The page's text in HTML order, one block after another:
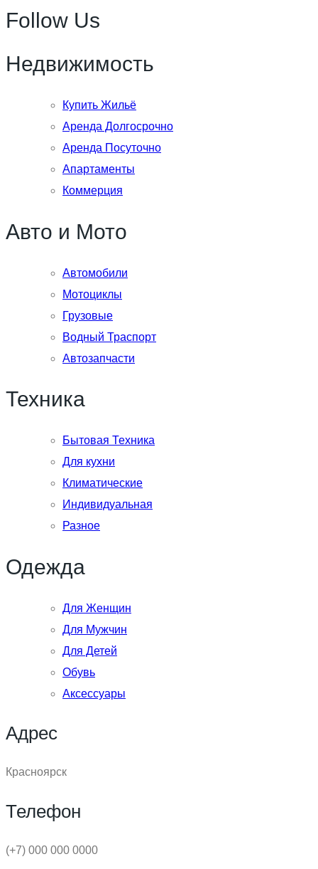
Follow Us
Недвижимость
Купить Жильё
Аренда Долгосрочно
Аренда Посуточно
Апартаменты
Коммерция
Авто и Мото
Автомобили
Мотоциклы
Грузовые
Водный Траспорт
Автозапчасти
Техника
Бытовая Техника
Для кухни
Климатические
Индивидуальная
Разное
Одежда
Для Женщин
Для Мужчин
Для Детей
Обувь
Аксессуары
Адрес
Красноярск
Телефон
(+7) 000 000 0000